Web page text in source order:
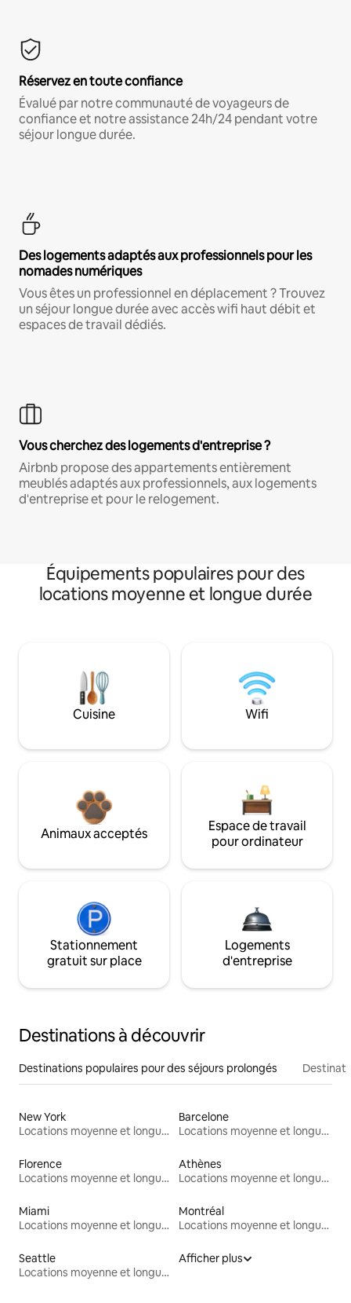
Réservez en toute confiance
Évalué par notre communauté de voyageurs de
confiance et notre assistance 24h/24 pendant votre
séjour longue durée.
Des logements adaptés aux professionnels pour les
nomades numériques
Vous êtes un professionnel en déplacement ? Trouvez
un séjour longue durée avec accès wifi haut débit et
espaces de travail dédiés.
Vous cherchez des logements d'entreprise ?
Airbnb propose des appartements entièrement
meublés adaptés aux professionnels, aux logements
d'entreprise et pour le relogement.
Équipements populaires pour des
locations moyenne et longue durée
Cuisine Wifi
Animaux acceptés
Espace de travail
pour ordinateur
Stationnement
gratuit sur place
Logements
d'entreprise
Destinations à découvrir
Destinations populaires pour des séjours prolongés
New York
Locations moyenne et longue durée
Barcelone
Locations moyenne et longue durée
Florence
Locations moyenne et longue durée
Athènes
Locations moyenne et longue durée
Miami
Locations moyenne et longue durée
Montréal
Locations moyenne et longue durée
Seattle
Locations moyenne et longue durée
Afficher plus